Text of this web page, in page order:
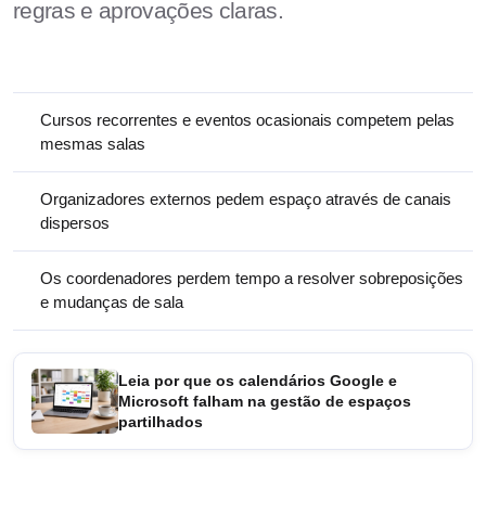
regras e aprovações claras.
Cursos recorrentes e eventos ocasionais competem pelas
mesmas salas
Organizadores externos pedem espaço através de canais
dispersos
Os coordenadores perdem tempo a resolver sobreposições
e mudanças de sala
Leia por que os calendários Google e
Microsoft falham na gestão de espaços
partilhados